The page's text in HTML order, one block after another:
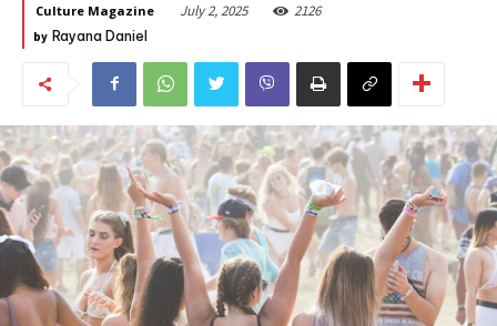
Culture Magazine July 2, 2025 2126
by Rayana Daniel